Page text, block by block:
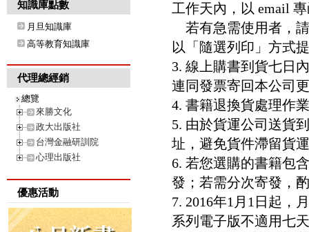
知識庫點數
月旦知識庫
高等教育知識庫
代理總經銷
總覽
來勝文化
政大出版社
台灣金融研訓院
心理出版社
優惠活動
工作天內，以 email
若有急需使用者，請
以「隨選列印」方式
3. 線上購書到貨七日
連同發票寄回本公司
4. 書籍退換貨處理作
5. 由於貨運公司送貨
址，避免貨件滯留貨
6. 若您選購的書籍包
發；若需分次寄發，
7. 2016年1月1日起，
系列電子版不適用七